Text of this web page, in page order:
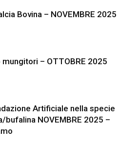
Bovina – NOVEMBRE 2025
mungitori – OTTOBRE 2025
Artificiale nella specie
bufalina NOVEMBRE 2025 –